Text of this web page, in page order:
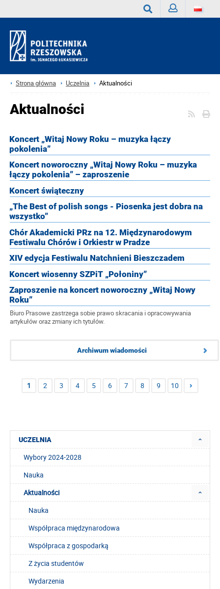
Strona główna Uczelnia Aktualności
Aktualności
Koncert „Witaj Nowy Roku – muzyka łączy
pokolenia”
Koncert noworoczny „Witaj Nowy Roku – muzyka
łączy pokolenia” – zaproszenie
Koncert świąteczny
„The Best of polish songs - Piosenka jest dobra na
wszystko”
Chór Akademicki PRz na 12. Międzynarodowym
Festiwalu Chórów i Orkiestr w Pradze
XIV edycja Festiwalu Natchnieni Bieszczadem
Koncert wiosenny SZPiT „Połoniny”
Zaproszenie na koncert noworoczny „Witaj Nowy
Roku”
Biuro Prasowe zastrzega sobie prawo skracania i opracowywania
artykułów oraz zmiany ich tytułów.
Archiwum wiadomości
1 2 3 4 5 6 7 8 9 10
UCZELNIA
Wybory 2024-2028
Nauka
Aktualności
Nauka
Współpraca międzynarodowa
Współpraca z gospodarką
Z życia studentów
Wydarzenia